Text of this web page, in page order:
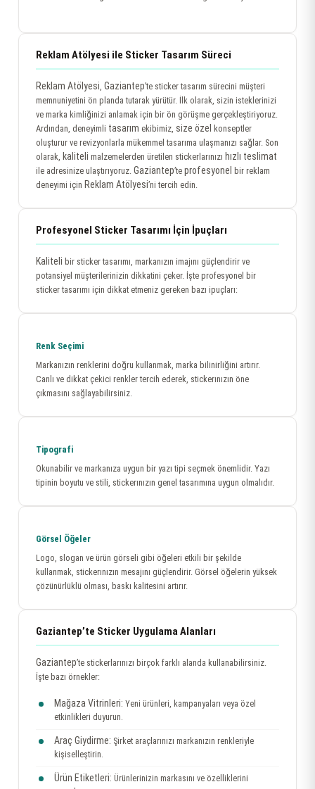
Reklam Atölyesi ile Sticker Tasarım Süreci
Reklam Atölyesi, Gaziantep’te sticker tasarım sürecini müşteri
memnuniyetini ön planda tutarak yürütür. İlk olarak, sizin isteklerinizi
ve marka kimliğinizi anlamak için bir ön görüşme gerçekleştiriyoruz.
Ardından, deneyimli tasarım ekibimiz, size özel konseptler
oluşturur ve revizyonlarla mükemmel tasarıma ulaşmanızı sağlar. Son
olarak, kaliteli malzemelerden üretilen stickerlarınızı hızlı teslimat
ile adresinize ulaştırıyoruz. Gaziantep’te profesyonel bir reklam
deneyimi için Reklam Atölyesi’ni tercih edin.
Profesyonel Sticker Tasarımı İçin İpuçları
Kaliteli bir sticker tasarımı, markanızın imajını güçlendirir ve
potansiyel müşterilerinizin dikkatini çeker. İşte profesyonel bir
sticker tasarımı için dikkat etmeniz gereken bazı ipuçları:
Renk Seçimi
Markanızın renklerini doğru kullanmak, marka bilinirliğini artırır.
Canlı ve dikkat çekici renkler tercih ederek, stickerınızın öne
çıkmasını sağlayabilirsiniz.
Tipografi
Okunabilir ve markanıza uygun bir yazı tipi seçmek önemlidir. Yazı
tipinin boyutu ve stili, stickerınızın genel tasarımına uygun olmalıdır.
Görsel Öğeler
Logo, slogan ve ürün görseli gibi öğeleri etkili bir şekilde
kullanmak, stickerınızın mesajını güçlendirir. Görsel öğelerin yüksek
çözünürlüklü olması, baskı kalitesini artırır.
Gaziantep’te Sticker Uygulama Alanları
Gaziantep’te stickerlarınızı birçok farklı alanda kullanabilirsiniz.
İşte bazı örnekler:
Mağaza Vitrinleri: Yeni ürünleri, kampanyaları veya özel
etkinlikleri duyurun.
Araç Giydirme: Şirket araçlarınızı markanızın renkleriyle
kişiselleştirin.
Ürün Etiketleri: Ürünlerinizin markasını ve özelliklerini